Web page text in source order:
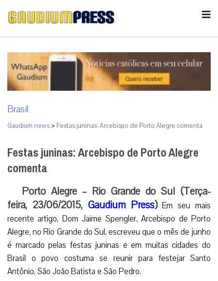
Brasil
Gaudium news > Festas juninas: Arcebispo de Porto Alegre comenta
Festas juninas: Arcebispo de Porto Alegre
comenta
Porto Alegre – Rio Grande do Sul (Terça-
feira, 23/06/2015, Gaudium Press)Em seu mais
recente artigo, Dom Jaime Spengler, Arcebispo de Porto
Alegre, no Rio Grande do Sul, escreveu que o mês de junho
é marcado pelas festas juninas e em muitas cidades do
Brasil o povo costuma se reunir para festejar Santo
Antônio, São João Batista e São Pedro.